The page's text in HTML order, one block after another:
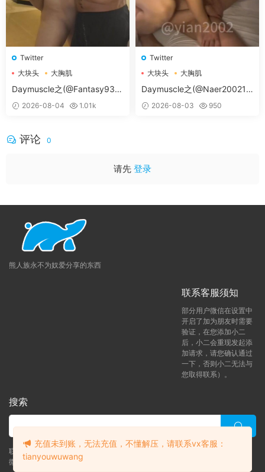
Twitter
大块头
大胸肌
大胸肌肉男
Daymuscle之(@Fantasy938
15579-@孔控Kong）
2026-08-04 1.01k
Twitter
大块头
大胸肌
大胸肌肉男
Daymuscle之(@Naer20021-
@纳尔）
2026-08-03 950
评论 0
请先 登录
熊人族永不为奴爱分享的东西
联系客服须知
部分用户微信在设置中
开启了加为朋友时需要
验证，在您添加小二
后，小二会重现发起添
加请求，请您确认通过
一下，否则小二无法与
您取得联系）。
搜索
联系客服 (添加后告诉客服-来自熊人族咨询问题)
微信客服（tianyouwuwang）
充值未到账，无法充值，不懂解压，请联系vx客服：
tianyouwuwang